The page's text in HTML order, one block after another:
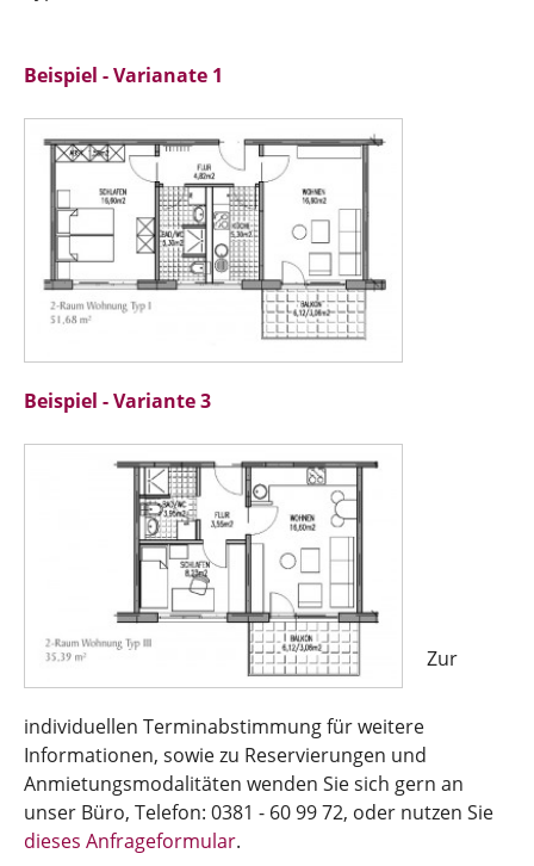
Beispiel - Varianate 1
Beispiel - Variante 3
Zur
individuellen Terminabstimmung für weitere
Informationen, sowie zu Reservierungen und
Anmietungsmodalitäten wenden Sie sich gern an
unser Büro, Telefon: 0381 - 60 99 72, oder nutzen Sie
dieses Anfrageformular.